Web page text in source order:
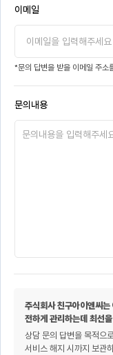
이메일
*문의 답변을 받을 이메일 주소
문의내용
주식회사 친구아이앤씨
전하게 관리하는데 최선
상담 문의 답변을 목적으
서비스 해지 시까지 보관